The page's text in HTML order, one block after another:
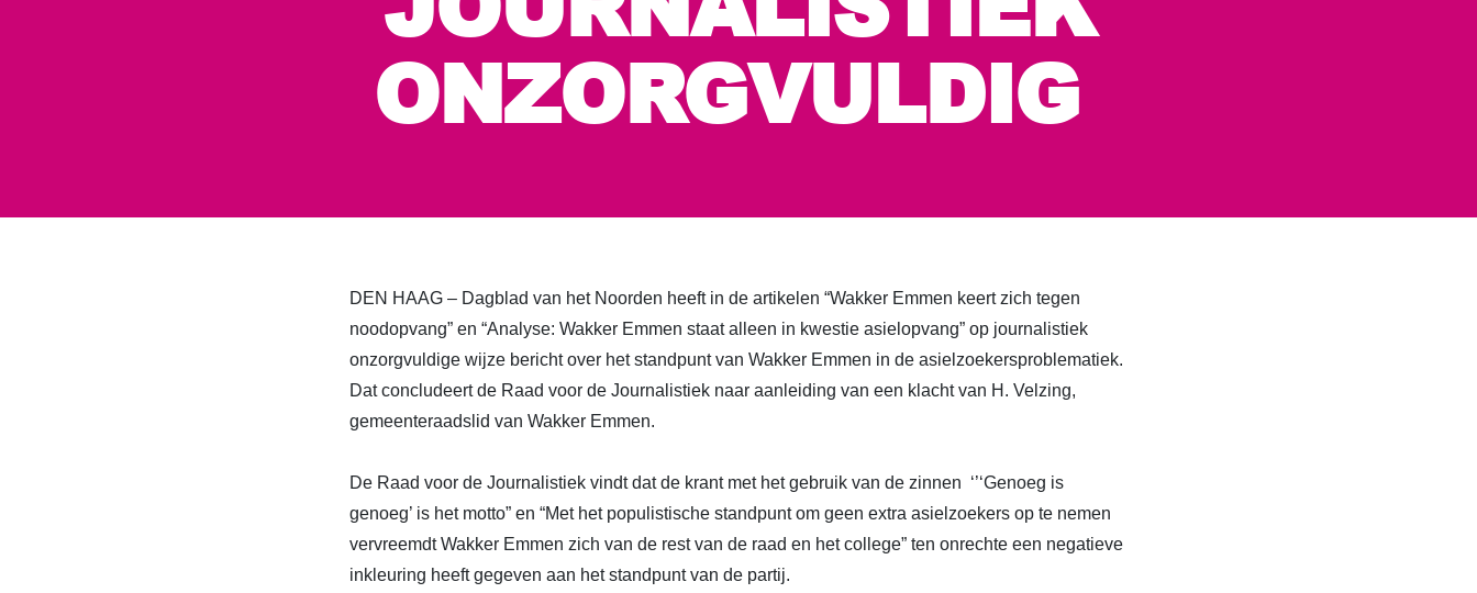
ONZORGVULDIG
DEN HAAG – Dagblad van het Noorden heeft in de artikelen “Wakker Emmen keert zich tegen
noodopvang” en “Analyse: Wakker Emmen staat alleen in kwestie asielopvang” op journalistiek
onzorgvuldige wijze bericht over het standpunt van Wakker Emmen in de asielzoekersproblematiek.
Dat concludeert de Raad voor de Journalistiek naar aanleiding van een klacht van H. Velzing,
gemeenteraadslid van Wakker Emmen.
De Raad voor de Journalistiek vindt dat de krant met het gebruik van de zinnen ‘’‘Genoeg is
genoeg’ is het motto” en “Met het populistische standpunt om geen extra asielzoekers op te nemen
vervreemdt Wakker Emmen zich van de rest van de raad en het college” ten onrechte een negatieve
inkleuring heeft gegeven aan het standpunt van de partij.